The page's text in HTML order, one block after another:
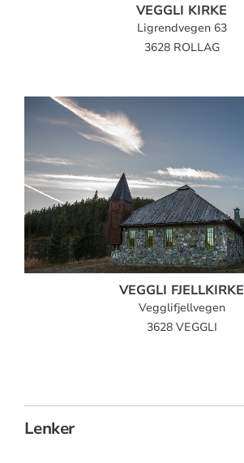
VEGGLI KIRKE
Ligrendvegen 63
3628 ROLLAG
VEGGLI FJELLKIRKE
Vegglifjellvegen
3628 VEGGLI
Lenker